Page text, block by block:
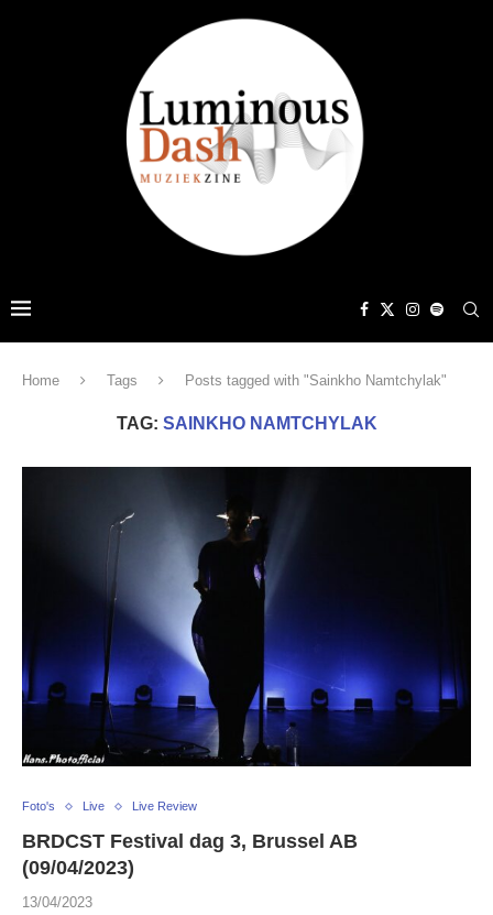
Home Tags Posts tagged with "Sainkho Namtchylak"
TAG: SAINKHO NAMTCHYLAK
Foto's Live Live Review
BRDCST Festival dag 3, Brussel AB
(09/04/2023)
13/04/2023